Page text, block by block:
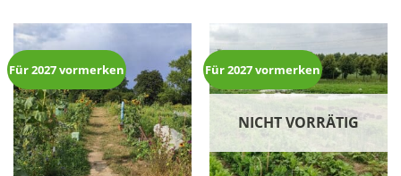
Für 2027 vormerken Für 2027 vormerken
NICHT VORRÄTIG